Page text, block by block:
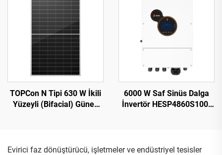
TOPCon N Tipi 630 W İkili
Yüzeyli (Bifacial) Güneş
Koşullarına Dayanıklılık
6000 W Saf Sinüs Dalga
İnvertör HESP4860S100-
Evirici faz dönüştürücü, işletmeler ve endüstriyel tesisler